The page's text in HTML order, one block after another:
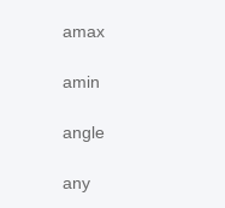
amax
amin
angle
any